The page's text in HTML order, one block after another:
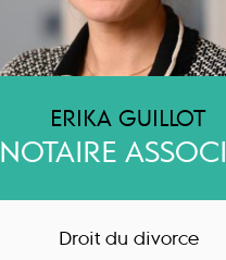
ERIKA GUILLOT
NOTAIRE
Droit du divorce